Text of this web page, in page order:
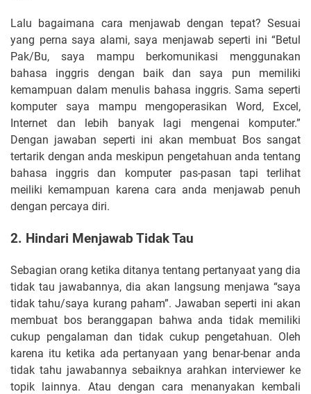
Lalu bagaimana cara menjawab dengan tepat? Sesuai
yang perna saya alami, saya menjawab seperti ini “Betul
Pak/Bu, saya mampu berkomunikasi menggunakan
bahasa inggris dengan baik dan saya pun memiliki
kemampuan dalam menulis bahasa inggris. Sama seperti
komputer saya mampu mengoperasikan Word, Excel,
Internet dan lebih banyak lagi mengenai komputer.”
Dengan jawaban seperti ini akan membuat Bos sangat
tertarik dengan anda meskipun pengetahuan anda tentang
bahasa inggris dan komputer pas-pasan tapi terlihat
meiliki kemampuan karena cara anda menjawab penuh
dengan percaya diri.
2. Hindari Menjawab Tidak Tau
Sebagian orang ketika ditanya tentang pertanyaat yang dia
tidak tau jawabannya, dia akan langsung menjawa “saya
tidak tahu/saya kurang paham”. Jawaban seperti ini akan
membuat bos beranggapan bahwa anda tidak memiliki
cukup pengalaman dan tidak cukup pengetahuan. Oleh
karena itu ketika ada pertanyaan yang benar-benar anda
tidak tahu jawabannya sebaiknya arahkan interviewer ke
topik lainnya. Atau dengan cara menanyakan kembali